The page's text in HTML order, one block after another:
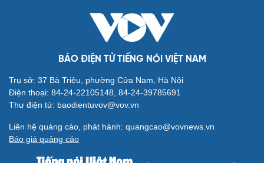
BÁO ĐIỆN TỬ TIẾNG NÓI VIỆT NAM
Trụ sở: 37 Bà Triệu, phường Cửa Nam, Hà Nội
Điện thoại: 84-24-22105148, 84-24-39785691
Thư điện tử: baodientuvov@vov.vn
Liên hệ quảng cáo, phát hành: quangcao@vovnews.vn
Báo giá quảng cáo
Báo in xuất bản thứ Năm hàng tuần